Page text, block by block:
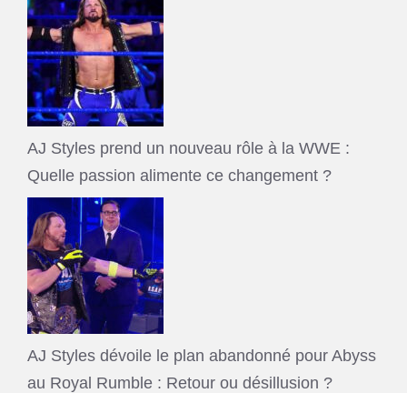
AJ Styles prend un nouveau rôle à la WWE :
Quelle passion alimente ce changement ?
AJ Styles dévoile le plan abandonné pour Abyss
au Royal Rumble : Retour ou désillusion ?